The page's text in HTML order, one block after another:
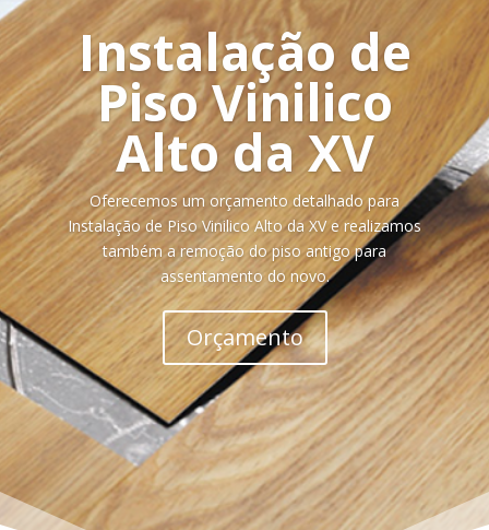
Instalação de
Piso Vinilico
Alto da XV
Oferecemos um orçamento detalhado para
Instalação de Piso Vinilico Alto da XV e realizamos
também a remoção do piso antigo para
assentamento do novo.
Orçamento